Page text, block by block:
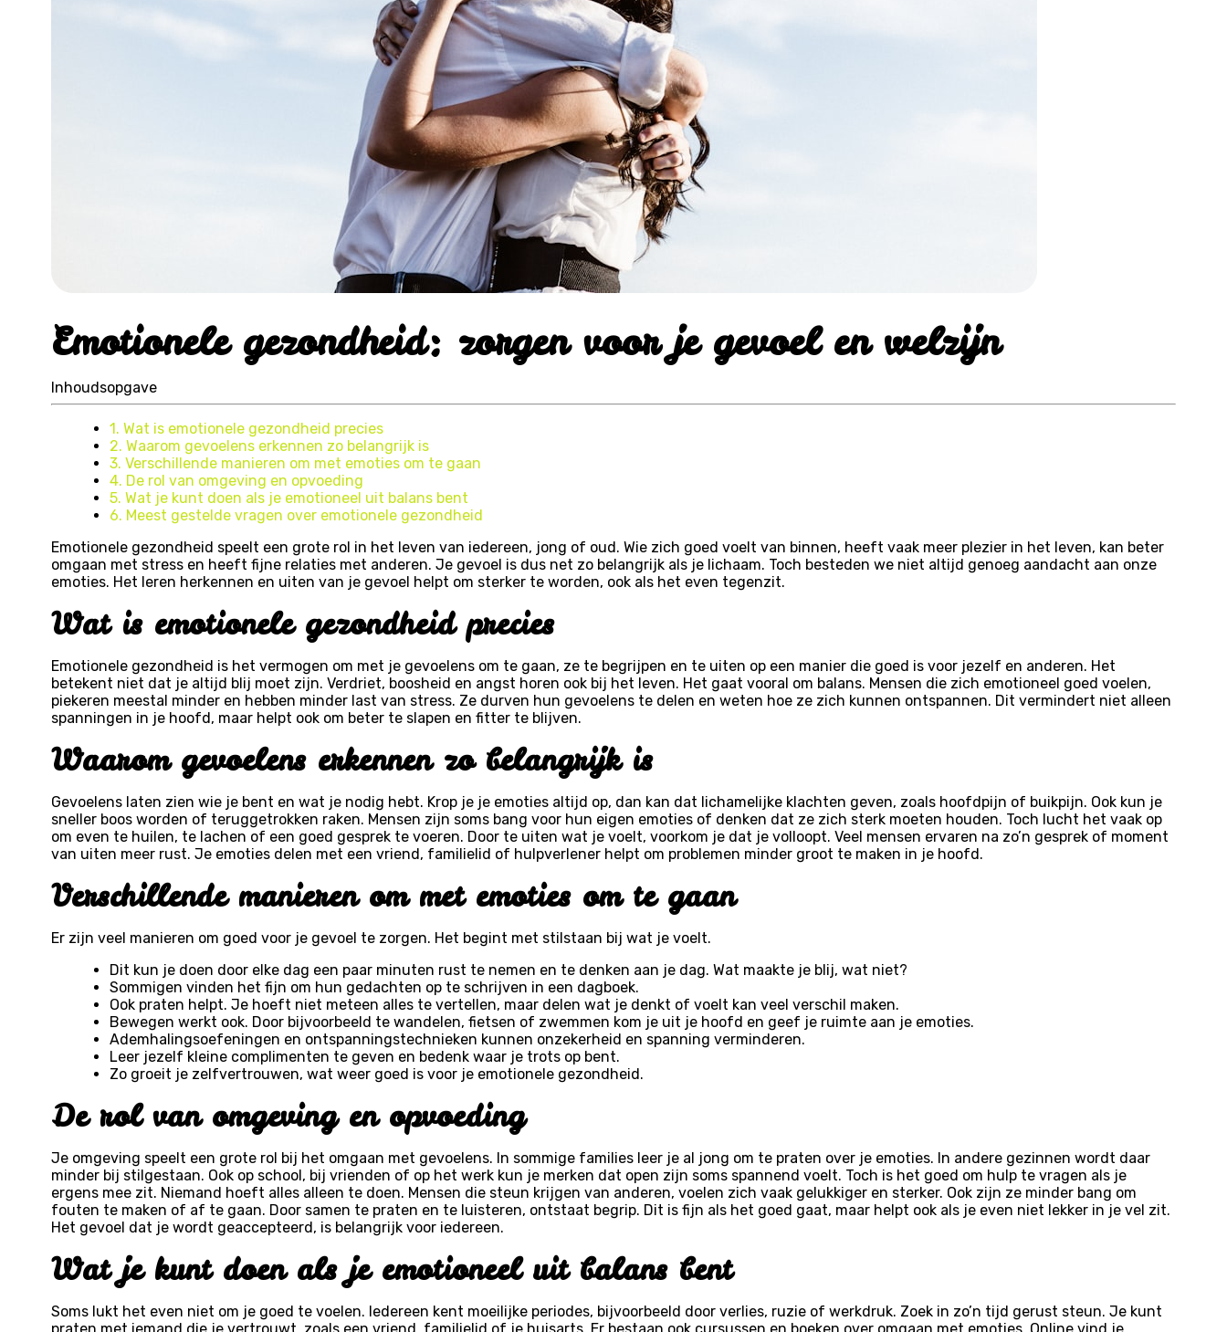
Emotionele gezondheid: zorgen voor je gevoel en welzijn
Inhoudsopgave
1. Wat is emotionele gezondheid precies
2. Waarom gevoelens erkennen zo belangrijk is
3. Verschillende manieren om met emoties om te gaan
4. De rol van omgeving en opvoeding
5. Wat je kunt doen als je emotioneel uit balans bent
6. Meest gestelde vragen over emotionele gezondheid
Emotionele gezondheid speelt een grote rol in het leven van iedereen, jong of oud. Wie zich goed voelt van binnen, heeft vaak meer plezier in het leven, kan beter
omgaan met stress en heeft fijne relaties met anderen. Je gevoel is dus net zo belangrijk als je lichaam. Toch besteden we niet altijd genoeg aandacht aan onze
emoties. Het leren herkennen en uiten van je gevoel helpt om sterker te worden, ook als het even tegenzit.
Wat is emotionele gezondheid precies
Emotionele gezondheid is het vermogen om met je gevoelens om te gaan, ze te begrijpen en te uiten op een manier die goed is voor jezelf en anderen. Het
betekent niet dat je altijd blij moet zijn. Verdriet, boosheid en angst horen ook bij het leven. Het gaat vooral om balans. Mensen die zich emotioneel goed voelen,
piekeren meestal minder en hebben minder last van stress. Ze durven hun gevoelens te delen en weten hoe ze zich kunnen ontspannen. Dit vermindert niet alleen
spanningen in je hoofd, maar helpt ook om beter te slapen en fitter te blijven.
Waarom gevoelens erkennen zo belangrijk is
Gevoelens laten zien wie je bent en wat je nodig hebt. Krop je je emoties altijd op, dan kan dat lichamelijke klachten geven, zoals hoofdpijn of buikpijn. Ook kun je
sneller boos worden of teruggetrokken raken. Mensen zijn soms bang voor hun eigen emoties of denken dat ze zich sterk moeten houden. Toch lucht het vaak op
om even te huilen, te lachen of een goed gesprek te voeren. Door te uiten wat je voelt, voorkom je dat je volloopt. Veel mensen ervaren na zo’n gesprek of moment
van uiten meer rust. Je emoties delen met een vriend, familielid of hulpverlener helpt om problemen minder groot te maken in je hoofd.
Verschillende manieren om met emoties om te gaan
Er zijn veel manieren om goed voor je gevoel te zorgen. Het begint met stilstaan bij wat je voelt.
Dit kun je doen door elke dag een paar minuten rust te nemen en te denken aan je dag. Wat maakte je blij, wat niet?
Sommigen vinden het fijn om hun gedachten op te schrijven in een dagboek.
Ook praten helpt. Je hoeft niet meteen alles te vertellen, maar delen wat je denkt of voelt kan veel verschil maken.
Bewegen werkt ook. Door bijvoorbeeld te wandelen, fietsen of zwemmen kom je uit je hoofd en geef je ruimte aan je emoties.
Ademhalingsoefeningen en ontspanningstechnieken kunnen onzekerheid en spanning verminderen.
Leer jezelf kleine complimenten te geven en bedenk waar je trots op bent.
Zo groeit je zelfvertrouwen, wat weer goed is voor je emotionele gezondheid.
De rol van omgeving en opvoeding
Je omgeving speelt een grote rol bij het omgaan met gevoelens. In sommige families leer je al jong om te praten over je emoties. In andere gezinnen wordt daar
minder bij stilgestaan. Ook op school, bij vrienden of op het werk kun je merken dat open zijn soms spannend voelt. Toch is het goed om hulp te vragen als je
ergens mee zit. Niemand hoeft alles alleen te doen. Mensen die steun krijgen van anderen, voelen zich vaak gelukkiger en sterker. Ook zijn ze minder bang om
fouten te maken of af te gaan. Door samen te praten en te luisteren, ontstaat begrip. Dit is fijn als het goed gaat, maar helpt ook als je even niet lekker in je vel zit.
Het gevoel dat je wordt geaccepteerd, is belangrijk voor iedereen.
Wat je kunt doen als je emotioneel uit balans bent
Soms lukt het even niet om je goed te voelen. Iedereen kent moeilijke periodes, bijvoorbeeld door verlies, ruzie of werkdruk. Zoek in zo’n tijd gerust steun. Je kunt